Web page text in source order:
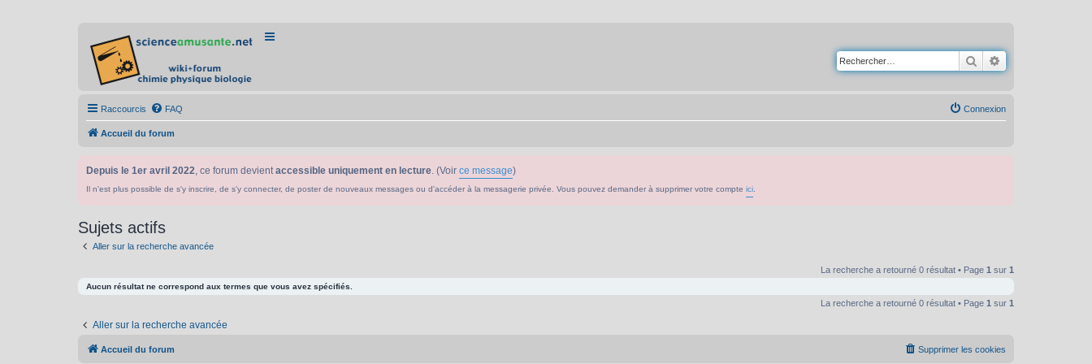
Rechercher
Raccourcis FAQ Connexion
Accueil du forum
Depuis le 1er avril 2022, ce forum devientaccessible uniquement en lecture. (Voir ce message)
Il n'est plus possible de s'y inscrire, de s'y connecter, de poster de nouveaux messages ou d'accéder à la messagerie privée. Vous pouvez demander à supprimer votre compte ici
Sujets actifs
Aller sur la recherche avancée
La recherche a retourné 0 résultat • Page 1 sur 1
Aucun résultat ne correspond aux termes que vous avez spécifiés.
La recherche a retourné 0 résultat • Page 1 sur 1
Aller sur la recherche avancée
Accueil du forum Supprimer les cookies